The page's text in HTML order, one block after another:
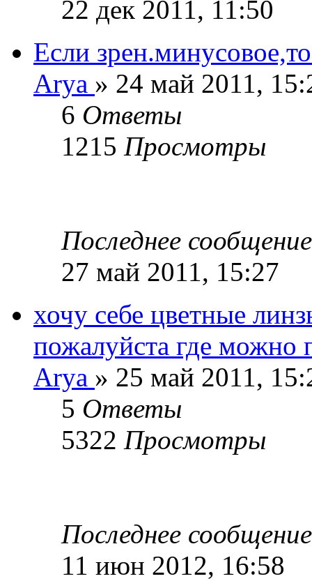
22 дек 2011, 11:50
Если
Arya » 24 май 2011,
6 Ответы
1215 Просмотры
Последнее
27 май 2011, 15:27
хочу себе цветные
пожалуйста где можно
Arya » 25 май 2011,
5 Ответы
5322 Просмотры
Последнее
11 июн 2012, 16:58